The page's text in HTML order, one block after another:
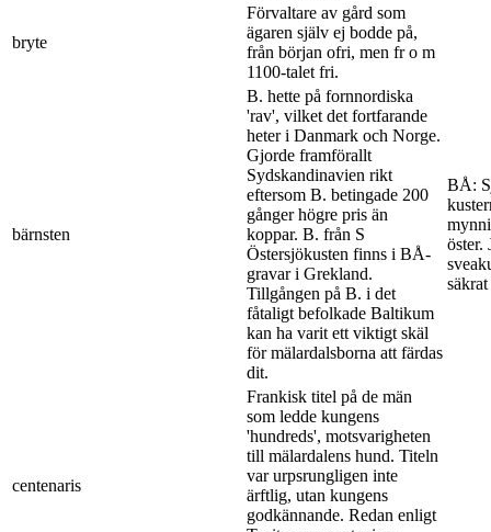
bryte
Förvaltare av gård som
ägaren själv ej bodde på,
från början ofri, men fr o m
1100-talet fri.
bärnsten
B. hette på fornnordiska
'rav', vilket det fortfarande
heter i Danmark och Norge.
Gjorde framförallt
Sydskandinavien rikt
eftersom B. betingade 200
gånger högre pris än
koppar. B. från S
Östersjökusten finns i BÅ-
gravar i Grekland.
Tillgången på B. i det
fåtaligt befolkade Baltikum
kan ha varit ett viktigt skäl
för mälardalsborna att färdas
dit.
BÅ:
öster.
centenaris
Frankisk titel på de män
som ledde kungens
'hundreds', motsvarigheten
till mälardalens hund. Titeln
var urpsrungligen inte
ärftlig, utan kungens
godkännande. Redan enligt